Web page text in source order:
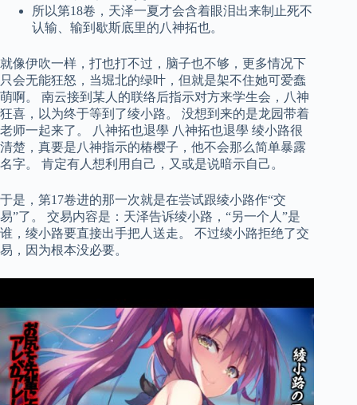
所以第18卷，天泽一夏才会含着眼泪出来制止死不
认输、输到歇斯底里的八神拓也。
就像伊吹一样，打也打不过，脑子也不够，更多情况下
只会无能狂怒，当堀北的绿叶，但就是架不住她可爱蠢
萌啊。 南云接到某人的联络后指示对方来学生会，八神
狂喜，以为终于等到了绫小路。 没想到来的是龙园带着
老师一起来了。 八神拓也退學 八神拓也退學 绫小路很
清楚，真要是八神指示的椿樱子，他不会那么简单暴露
名字。 肯定有人想利用自己，又或是说暗示自己。
于是，第17卷进的那一次就是在尝试跟绫小路作“交
易”了。 交易内容是：天泽告诉绫小路，“另一个人”是
谁，绫小路要直接出手把人送走。 不过绫小路拒绝了交
易，因为根本没必要。